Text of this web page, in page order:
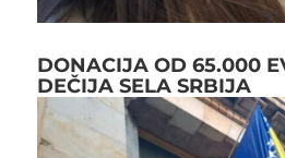
DONACIJA OD 65.000
DEČIJA SELA SRBIJA